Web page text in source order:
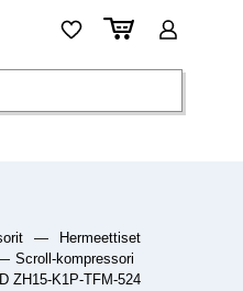
—
Hermeettiset
Scroll-kompressori
ZH15-K1P-TFM-524